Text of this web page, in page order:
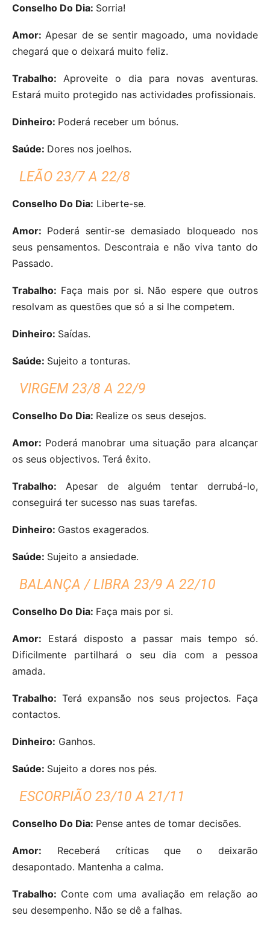
Conselho Do Dia: Sorria!
Amor: Apesar de se sentir magoado, uma novidade
chegará que o deixará muito feliz.
Trabalho: Aproveite o dia para novas aventuras.
Estará muito protegido nas actividades profissionais.
Dinheiro: Poderá receber um bónus.
Saúde: Dores nos joelhos.
LEÃO 23/7 A 22/8
Conselho Do Dia: Liberte-se.
Amor: Poderá sentir-se demasiado bloqueado nos
seus pensamentos. Descontraia e não viva tanto do
Passado.
Trabalho: Faça mais por si. Não espere que outros
resolvam as questões que só a si lhe competem.
Dinheiro: Saídas.
Saúde: Sujeito a tonturas.
VIRGEM 23/8 A 22/9
Conselho Do Dia: Realize os seus desejos.
Amor: Poderá manobrar uma situação para alcançar
os seus objectivos. Terá êxito.
Trabalho: Apesar de alguém tentar derrubá-lo,
conseguirá ter sucesso nas suas tarefas.
Dinheiro: Gastos exagerados.
Saúde: Sujeito a ansiedade.
BALANÇA / LIBRA 23/9 A 22/10
Conselho Do Dia: Faça mais por si.
Amor: Estará disposto a passar mais tempo só.
Dificilmente partilhará o seu dia com a pessoa
amada.
Trabalho: Terá expansão nos seus projectos. Faça
contactos.
Dinheiro: Ganhos.
Saúde: Sujeito a dores nos pés.
ESCORPIÃO 23/10 A 21/11
Conselho Do Dia: Pense antes de tomar decisões.
Amor: Receberá críticas que o deixarão
desapontado. Mantenha a calma.
Trabalho: Conte com uma avaliação em relação ao
seu desempenho. Não se dê a falhas.